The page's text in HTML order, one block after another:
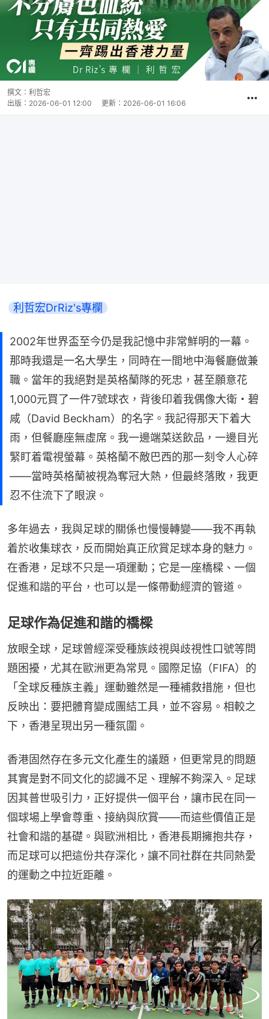
撰文： 利哲宏
出版： 2026-06-01 12:00 更新： 2026-06-01 16:06
利哲宏DrRiz's專欄
2002年世界盃至今仍是我記憶中非常鮮明的一幕。
那時我還是一名大學生，同時在一間地中海餐廳做兼
職。當年的我絕對是英格蘭隊的死忠，甚至願意花
1,000元買了一件7號球衣，背後印着我偶像大衛・碧
咸（David Beckham）的名字。我記得那天下着大
雨，但餐廳座無虛席。我一邊端菜送飲品，一邊目光
緊盯着電視螢幕。英格蘭不敵巴西的那一刻令人心碎
——當時英格蘭被視為奪冠大熱，但最終落敗，我更
忍不住流下了眼淚。
多年過去，我與足球的關係也慢慢轉變——我不再執
着於收集球衣，反而開始真正欣賞足球本身的魅力。
在香港，足球不只是一項運動；它是一座橋樑、一個
促進和諧的平台，也可以是一條帶動經濟的管道。
足球作為促進和諧的橋樑
放眼全球，足球曾經深受種族歧視與歧視性口號等問
題困擾，尤其在歐洲更為常見。國際足協（FIFA）的
「全球反種族主義」運動雖然是一種補救措施，但也
反映出：要把體育變成團結工具，並不容易。相較之
下，香港呈現出另一種氛圍。
香港固然存在多元文化產生的議題，但更常見的問題
其實是對不同文化的認識不足、理解不夠深入。足球
因其普世吸引力，正好提供一個平台，讓市民在同一
個球場上學會尊重、接納與欣賞——而這些價值正是
社會和諧的基礎。與歐洲相比，香港長期擁抱共存，
而足球可以把這份共存深化，讓不同社群在共同熱愛
的運動之中拉近距離。